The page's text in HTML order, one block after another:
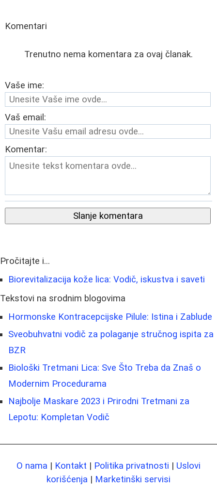
Komentari
Trenutno nema komentara za ovaj članak.
Vaše ime:
Vaš email:
Komentar:
Slanje komentara
Pročitajte i...
Biorevitalizacija kože lica: Vodič, iskustva i saveti
Tekstovi na srodnim blogovima
Hormonske Kontracepcijske Pilule: Istina i Zablude
Sveobuhvatni vodič za polaganje stručnog ispita za
BZR
Biološki Tretmani Lica: Sve Što Treba da Znaš o
Modernim Procedurama
Najbolje Maskare 2023 i Prirodni Tretmani za
Lepotu: Kompletan Vodič
O nama | Kontakt | Politika privatnosti | Uslovi
korišćenja | Marketinški servisi